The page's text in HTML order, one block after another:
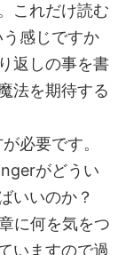
これだけ読む
感じですか
返しの事を書
法を期待する
必要です。
がどうい
いいのか？
に何を気をつ
いますので過